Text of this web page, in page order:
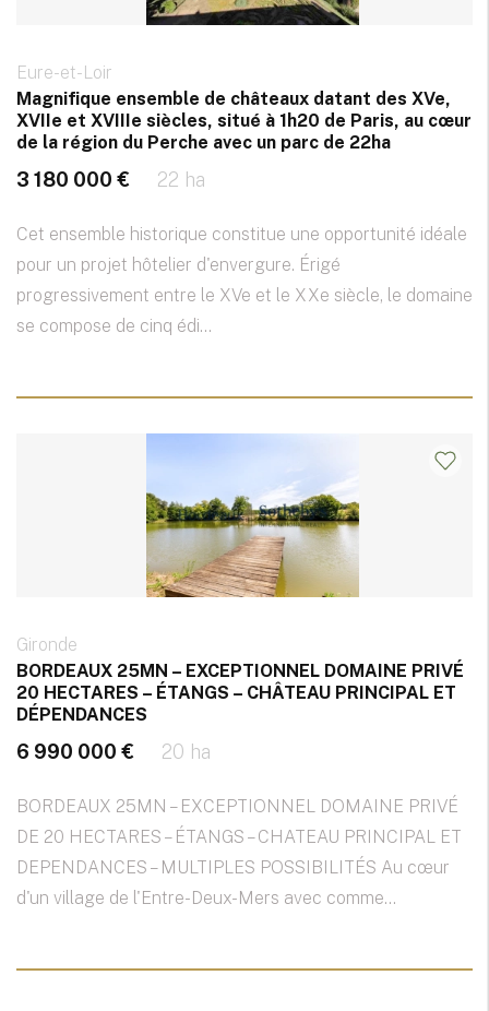
Eure-et-Loir
Magnifique ensemble de châteaux datant des XVe,
XVIIe et XVIIIe siècles, situé à 1h20 de Paris, au cœur
de la région du Perche avec un parc de 22ha
3 180 000 € 22 ha
Cet ensemble historique constitue une opportunité idéale
pour un projet hôtelier d'envergure. Érigé
progressivement entre le XVe et le XXe siècle, le domaine
se compose de cinq édi...
Gironde
BORDEAUX 25MN – EXCEPTIONNEL DOMAINE PRIVÉ
20 HECTARES – ÉTANGS – CHÂTEAU PRINCIPAL ET
DÉPENDANCES
6 990 000 € 20 ha
BORDEAUX 25MN – EXCEPTIONNEL DOMAINE PRIVÉ
DE 20 HECTARES – ÉTANGS – CHATEAU PRINCIPAL ET
DEPENDANCES – MULTIPLES POSSIBILITÉS Au cœur
d'un village de l'Entre-Deux-Mers avec comme...